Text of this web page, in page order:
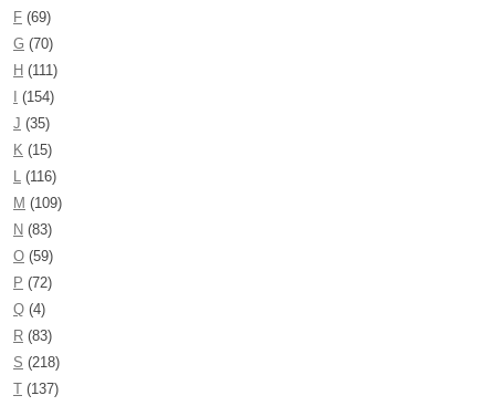
F (69)
G (70)
H (111)
(154)
J (35)
K (15)
L (116)
M (109)
N (83)
O (59)
P (72)
Q (4)
R (83)
S (218)
T (137)